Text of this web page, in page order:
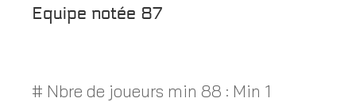
Equipe notée 87
# Nbre de joueurs min 88 : Min 1